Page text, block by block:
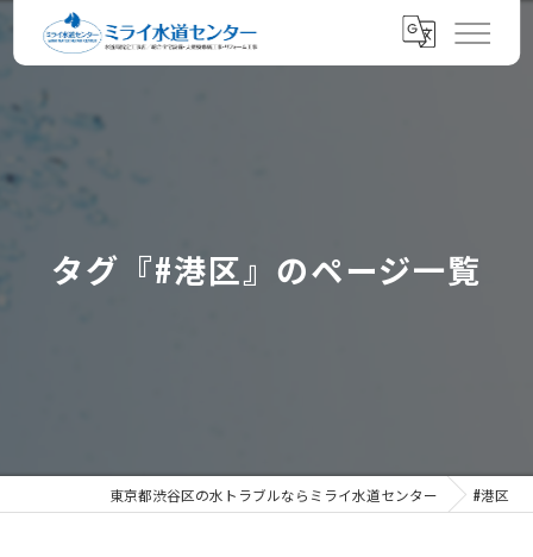
タグ『#港区』のページ一覧
東京都渋谷区の水トラブルならミライ水道センター #港区